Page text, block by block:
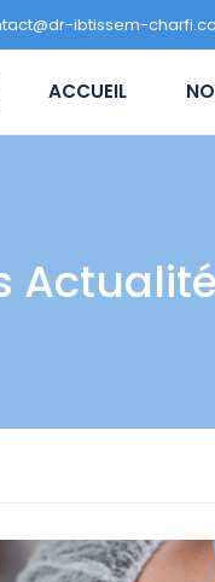
ibtissem-
ACCUEIL